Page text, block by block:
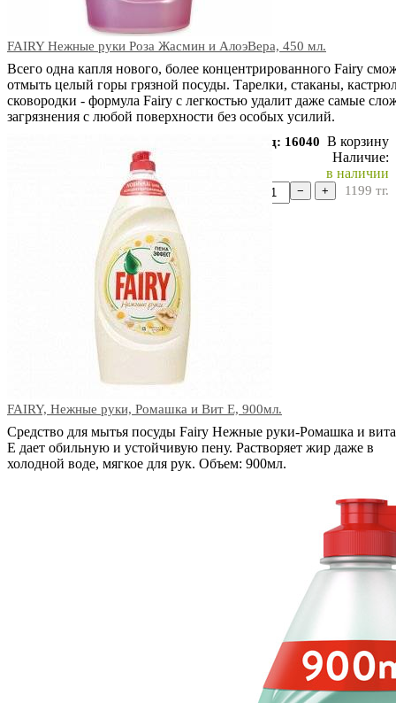
FAIRY Нежные руки Роза Жасмин и АлоэВера, 450 мл.
Всего одна капля нового, более концентрированного Fairy
отмыть целый горы грязной посуды. Тарелки, стаканы,
сковородки - формула Fairy с легкостью удалит даже самые
загрязнения с любой поверхности без особых усилий.
Код: 16040 В корзину
Наличие:
в наличии
1199 тг.
− +
FAIRY, Нежные руки, Ромашка и Вит Е, 900мл.
Средство для мытья посуды Fairy Нежные руки-Ромашка и
Е дает обильную и устойчивую пену. Растворяет жир даже в
холодной воде, мягкое для рук. Объем: 900мл.
Наличие:
в наличии
+